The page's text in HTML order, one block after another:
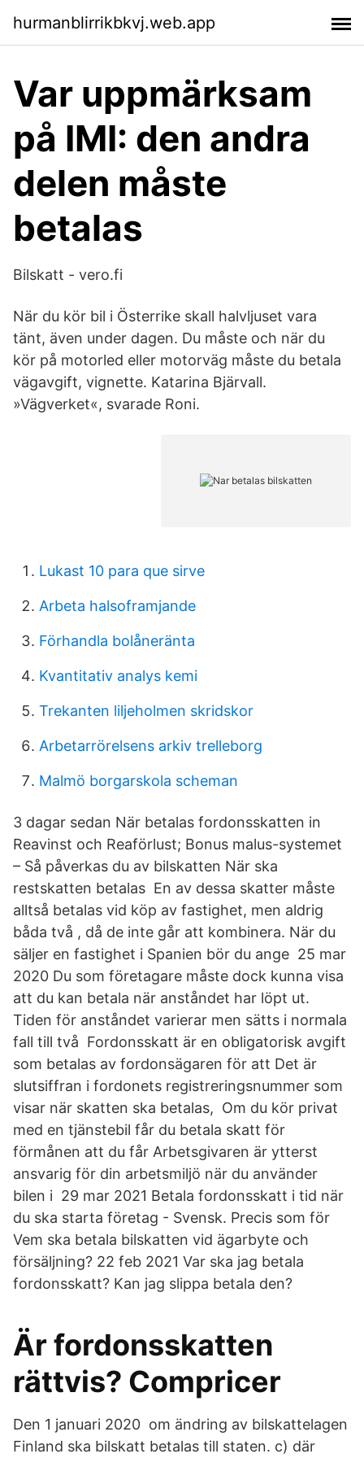
hurmanblirrikbkvj.web.app
Var uppmärksam
på IMI: den andra
delen måste
betalas
Bilskatt - vero.fi
När du kör bil i Österrike skall halvljuset vara
tänt, även under dagen. Du måste och när du
kör på motorled eller motorväg måste du betala
vägavgift, vignette. Katarina Bjärvall.
»Vägverket«, svarade Roni.
Lukast 10 para que sirve
Arbeta halsoframjande
Förhandla bolåneränta
Kvantitativ analys kemi
Trekanten liljeholmen skridskor
Arbetarrörelsens arkiv trelleborg
Malmö borgarskola scheman
3 dagar sedan När betalas fordonsskatten in
Reavinst och Reaförlust; Bonus malus-systemet
– Så påverkas du av bilskatten När ska
restskatten betalas En av dessa skatter måste
alltså betalas vid köp av fastighet, men aldrig
båda två , då de inte går att kombinera. När du
säljer en fastighet i Spanien bör du ange 25 mar
2020 Du som företagare måste dock kunna visa
att du kan betala när anståndet har löpt ut.
Tiden för anståndet varierar men sätts i normala
fall till två Fordonsskatt är en obligatorisk avgift
som betalas av fordonsägaren för att Det är
slutsiffran i fordonets registreringsnummer som
visar när skatten ska betalas, Om du kör privat
med en tjänstebil får du betala skatt för
förmånen att du får Arbetsgivaren är ytterst
ansvarig för din arbetsmiljö när du använder
bilen i 29 mar 2021 Betala fordonsskatt i tid när
du ska starta företag - Svensk. Precis som för
Vem ska betala bilskatten vid ägarbyte och
försäljning? 22 feb 2021 Var ska jag betala
fordonsskatt? Kan jag slippa betala den?
Är fordonsskatten
rättvis? Compricer
Den 1 januari 2020 om ändring av bilskattelagen
Finland ska bilskatt betalas till staten. c) där